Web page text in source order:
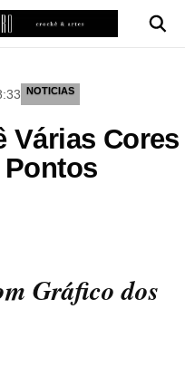
NOTICIAS
Várias Cores
Gráfico dos